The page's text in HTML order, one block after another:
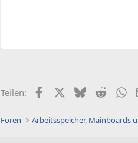
Teilen: FacebookX (Twitter)
BlueskyReddit
Foren Arbeitsspeicher, Mainboards